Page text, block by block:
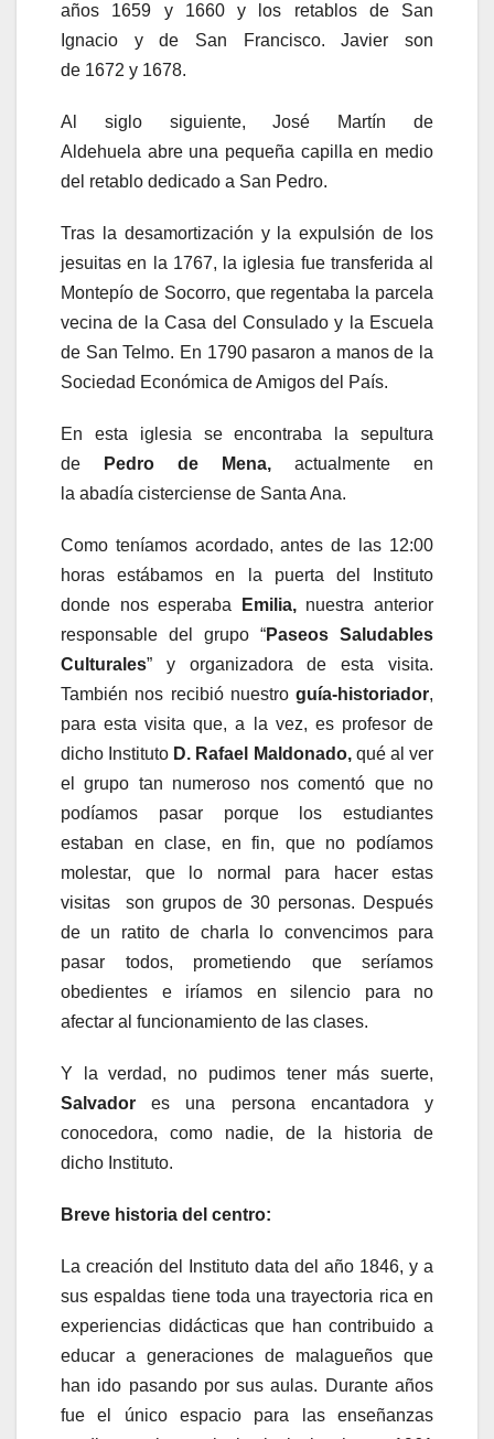
años 1659 y 1660 y los retablos de San
Ignacio y de San Francisco. Javier son
de 1672 y 1678.
Al siglo siguiente, José Martín de
Aldehuela abre una pequeña capilla en medio
del retablo dedicado a San Pedro.​
Tras la desamortización y la expulsión de los
jesuitas en la 1767, la iglesia fue transferida al
Montepío de Socorro, que regentaba la parcela
vecina de la Casa del Consulado y la Escuela
de San Telmo. En 1790 pasaron a manos de la
Sociedad Económica de Amigos del País.
En esta iglesia se encontraba la sepultura
de
Pedro de Mena, actualmente en
la abadía cisterciense de Santa Ana.
Como teníamos acordado, antes de las 12:00
horas estábamos en la puerta del Instituto
donde nos esperaba
Emilia,nuestra anterior
responsable del grupo “Paseos Saludables
Culturales” y organizadora de esta visita.
También nos recibió nuestro guía-historiador,
para esta visita que, a la vez, es profesor de
dicho Instituto D. Rafael Maldonado,qué al ver
el grupo tan numeroso nos comentó que no
podíamos pasar porque los estudiantes
estaban en clase, en fin, que no podíamos
molestar, que lo normal para hacer estas
visitas son grupos de 30 personas. Después
de un ratito de charla lo convencimos para
pasar todos, prometiendo que seríamos
obedientes e iríamos en silencio para no
afectar al funcionamiento de las clases.
Y la verdad, no pudimos tener más suerte,
Salvador es una persona encantadora y
conocedora, como nadie, de la historia de
dicho Instituto.
Breve historia del centro:
La creación del Instituto data del año 1846, y a
sus espaldas tiene toda una trayectoria rica en
experiencias didácticas que han contribuido a
educar a generaciones de malagueños que
han ido pasando por sus aulas. Durante años
fue el único espacio para las enseñanzas